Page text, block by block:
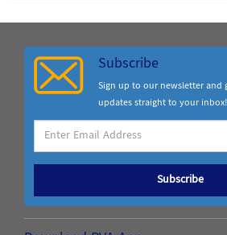
Subscribe
Sign up to our newsletter and
updates straight to your inbox!
Subscribe